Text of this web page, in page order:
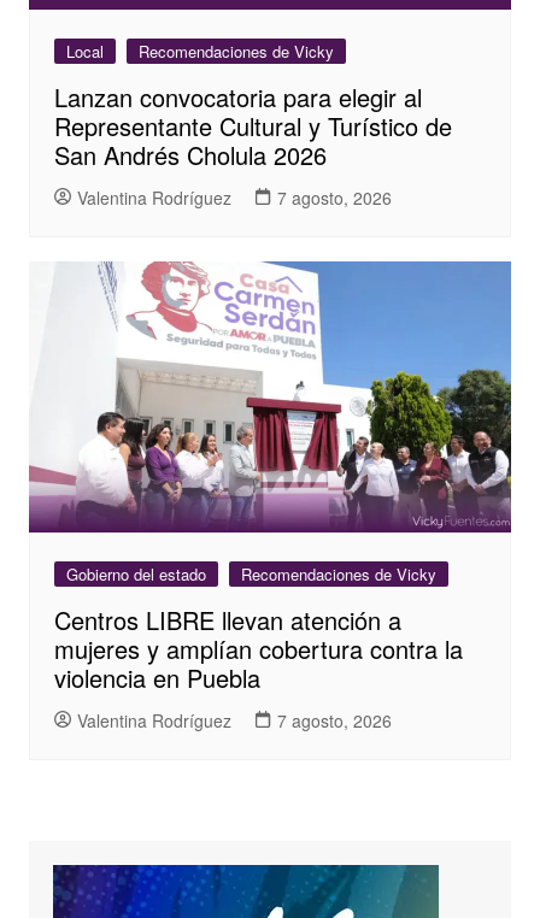
Local Recomendaciones de Vicky
Lanzan convocatoria para elegir al
Representante Cultural y Turístico de
San Andrés Cholula 2026
Valentina Rodríguez 7 agosto, 2026
Gobierno del estado Recomendaciones de Vicky
Centros LIBRE llevan atención a
mujeres y amplían cobertura contra la
violencia en Puebla
Valentina Rodríguez 7 agosto, 2026